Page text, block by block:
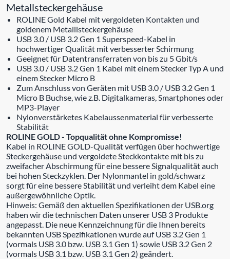
Metallsteckergehäuse
ROLINE Gold Kabel mit vergoldeten Kontakten und
goldenem Metalllsteckergehäuse
USB 3.0 / USB 3.2 Gen 1 Superspeed-Kabel in
hochwertiger Qualität mit verbesserter Schirmung
Geeignet für Datentransferraten von bis zu 5 Gbit/s
USB 3.0 / USB 3.2 Gen 1 Kabel mit einem Stecker Typ A und
einem Stecker Micro B
Zum Anschluss von Geräten mit USB 3.0 / USB 3.2 Gen 1
Micro B Buchse, wie z.B. Digitalkameras, Smartphones oder
MP3-Player
Nylonverstärketes Kabelaussenmaterial für verbesserte
Stabilität
ROLINE GOLD - Topqualität ohne Kompromisse!
Kabel in ROLINE GOLD-Qualität verfügen über hochwertige
Steckergehäuse und vergoldete Steckkontakte mit bis zu
zweifacher Abschirmung für eine bessere Signalqualität auch
bei hohen Steckzyklen. Der Nylonmantel in gold/schwarz
sorgt für eine bessere Stabilität und verleiht dem Kabel eine
außergewöhnliche Optik.
Hinweis: Gemäß den aktuellen Spezifikationen der USB.org
haben wir die technischen Daten unserer USB 3 Produkte
angepasst. Die neue Kennzeichnung für die Ihnen bereits
bekannten USB Spezifikationen wurde auf USB 3.2 Gen 1
(vormals USB 3.0 bzw. USB 3.1 Gen 1) sowie USB 3.2 Gen 2
(vormals USB 3.1 bzw. USB 3.1 Gen 2) geändert.